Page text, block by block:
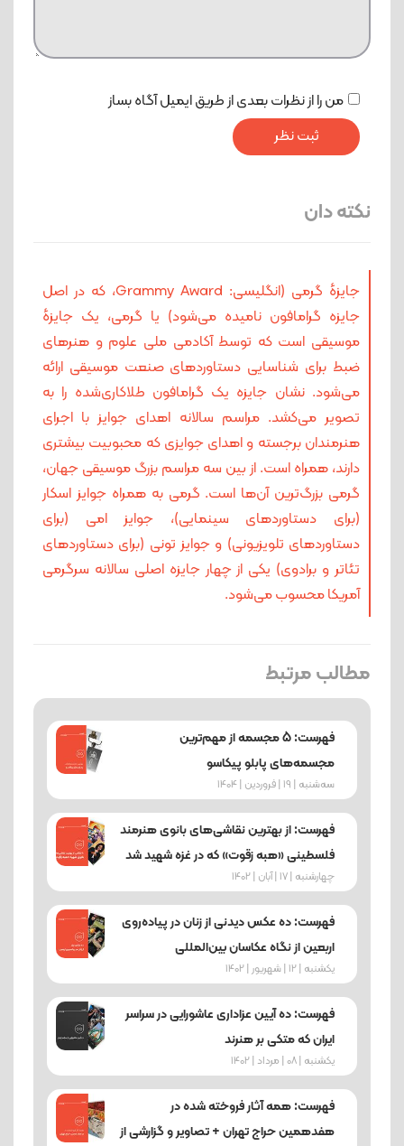
من را از نظرات بعدی از طریق ایمیل آگاه بساز
نکته دان
جایزهٔ گرمی (انگلیسی: Grammy Award، که در اصل
جایزه گرامافون نامیده می‌شود) یا گرمی، یک جایزهٔ
موسیقی است که توسط آکادمی ملی علوم و هنرهای
ضبط برای شناسایی دستاوردهای صنعت موسیقی ارائه
می‌شود. نشان جایزه یک گرامافون طلاکاری‌شده را به
تصویر می‌کشد. مراسم سالانه اهدای جوایز با اجرای
هنرمندان برجسته و اهدای جوایزی که محبوبیت بیشتری
دارند، همراه است. از بین سه مراسم بزرگ موسیقی جهان،
گرمی بزرگ‌ترین آن‌ها است. گرمی به همراه جوایز اسکار
(برای دستاوردهای سینمایی)، جوایز امی (برای
دستاوردهای تلویزیونی) و جوایز تونی (برای دستاوردهای
تئاتر و برادوی) یکی از چهار جایزه اصلی سالانه سرگرمی
آمریکا محسوب می‌شود.
مطالب مرتبط
فهرست: 5 مجسمه از مهم‌ترین
مجسمه‌های پابلو پیکاسو
ﺳﻪشنبه | 19 | فروردین | 1404
فهرست: از بهترین نقاشی‌های بانوی هنرمند
فلسطینی «هبه زقوت» که در غزه شهید شد
چهارشنبه | 17 | آبان | 1402
فهرست: ده عکس دیدنی از زنان در پیاده‌روی
اربعین از نگاه عکاسان بین‌المللی
یکشنبه | 12 | شهریور | 1402
فهرست: ده آیین عزاداری عاشورایی در سراسر
ایران که متکی بر هنرند
یکشنبه | 08 | مرداد | 1402
فهرست: همه آثار فروخته شده در
هفدهمین حراج تهران + تصاویر و گزارشی از